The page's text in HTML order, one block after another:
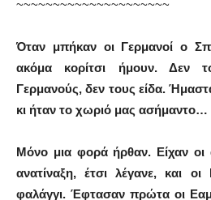
~~~~~~~~~~~~~~~~~~~~~
Όταν μπήκαν οι Γερμανοί ο
ακόμα κορίτσι ήμουν. Δεν
Γερμανούς, δεν τους είδα.
κι ήταν το χωριό μας ασήμαντο…
Μόνο μια φορά ήρθαν. Είχαν οι
ανατίναξη, έτσι λέγανε, και
φαλάγγι. Έφτασαν πρώτα οι